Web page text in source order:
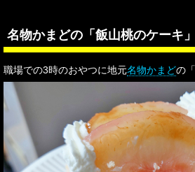
名物かまどの「飯山桃のケーキ」
職場での3時のおやつに地元名物かまどの「